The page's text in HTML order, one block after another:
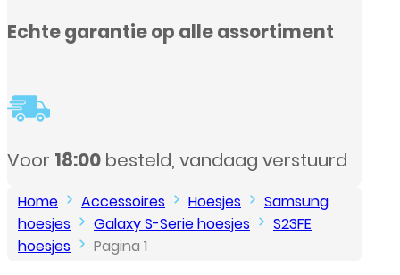
Echte garantie op alle assortiment
Voor 18:00 besteld, vandaag verstuurd
Home Accessoires Hoesjes
Samsung
hoesjes
Galaxy S-Serie hoesjes
S23FE
hoesjes
Pagina 1